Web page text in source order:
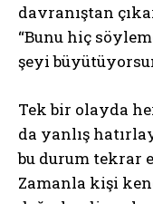
davranıştan
“Bunu hiç
şeyi
Tek bir olayda
da yanlış
bu durum tekrar
Zamanla kişi